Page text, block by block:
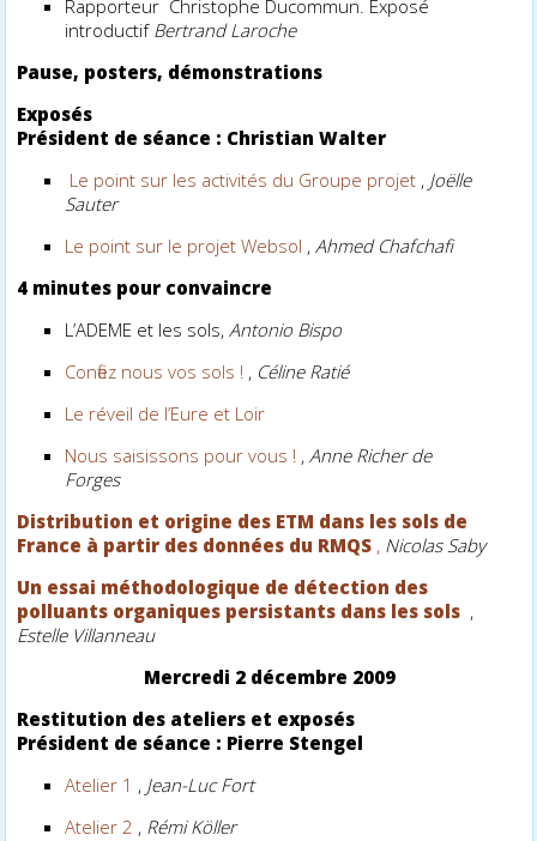
Rapporteur Christophe Ducommun. Exposé
introductif Bertrand Laroche
Pause, posters, démonstrations
Exposés
Président de séance : Christian Walter
Le point sur les activités du Groupe projet , Joëlle
Sauter
Le point sur le projet Websol ,Ahmed Chafchafi
4 minutes pour convaincre
L’ADEME et les sols,Antonio Bispo
Confiez nous vos sols ! , Céline Ratié
Le réveil de I’Eure et Loir
Nous saisissons pour vous ! ,Anne Richer de
Forges
Distribution et origine des ETM dans les sols de
France à partir des données du RMQS , Nicolas Saby
Un essai méthodologique de détection des
polluants organiques persistants dans les sols ,
Estelle Villanneau
Mercredi 2 décembre 2009
Restitution des ateliers et exposés
Président de séance : Pierre Stengel
Atelier 1 , Jean-Luc Fort
Atelier 2 , Rémi Köller